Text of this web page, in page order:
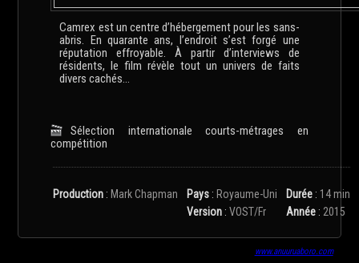
Camrex est un centre d’hébergement pour les sans-
abris. En quarante ans, l’endroit s’est forgé une
réputation effroyable. À partir d’interviews de
résidents, le film révèle tout un univers de faits
divers cachés...
Sélection internationale courts-métrages en
compétition
Production : Mark Chapman Pays : Royaume-Uni Durée : 14 min
Version :VOST/Fr Année : 2015
www.anuuruaboro.com